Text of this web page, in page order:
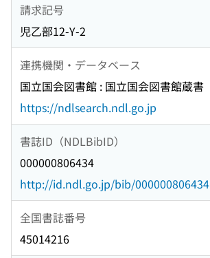
請求記号
児乙部12-Y-2
連携機関・データベース
国立国会図書館 : 国立国会図書館蔵書
https://ndlsearch.ndl.go.jp
書誌ID（NDLBibID）
000000806434
http://id.ndl.go.jp/bib/000000806434
全国書誌番号
45014216